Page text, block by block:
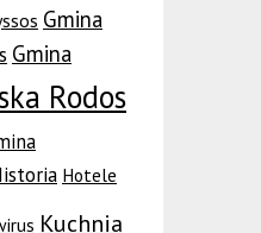
Gmina
Gmina
Rodos
Hotele
Kuchnia